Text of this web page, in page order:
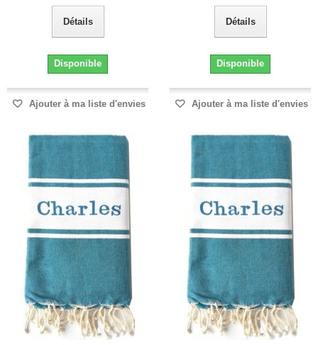
Détails
Disponible
Ajouter à ma liste d'envies
Détails
Disponible
Ajouter à ma liste d'envies